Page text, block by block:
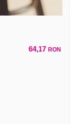
64,17 RON